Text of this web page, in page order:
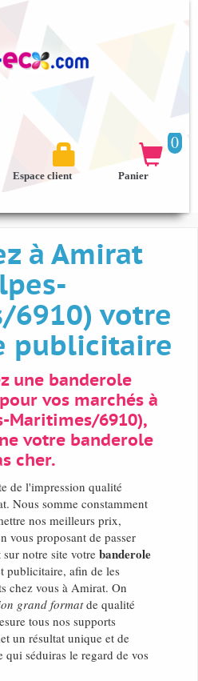
0

Panier

Espace client
à Amirat
6910) votre
publicitaire
une banderole
vos marchés à
Maritimes/6910),
votre banderole
cher.
de l'impression qualité
Nous somme constamment
nos meilleurs prix,
vous proposant de passer
notre site votre banderole
publicitaire, afin de les
chez vous à Amirat. On
grand formatde qualité
tous nos supports
un résultat unique et de
qui séduiras le regard de vos